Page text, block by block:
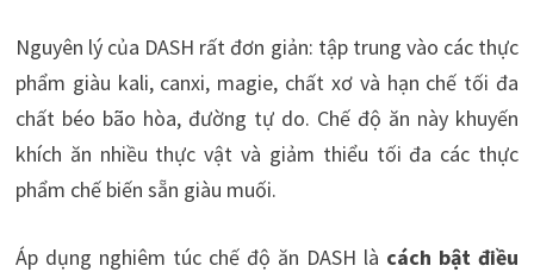
Nguyên lý của DASH rất đơn giản: tập trung vào các thực
phẩm giàu kali, canxi, magie, chất xơ và hạn chế tối đa
chất béo bão hòa, đường tự do. Chế độ ăn này khuyến
khích ăn nhiều thực vật và giảm thiểu tối đa các thực
phẩm chế biến sẵn giàu muối.
Áp dụng nghiêm túc chế độ ăn DASH là cách bật điều